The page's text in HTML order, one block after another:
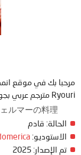
Ryouri مترجم عربي بجودة عالية على سرفرات متعددة, مشاهدة ممتعة
ルマーの料理
الحالة: قادم
الاستوديو:
تم الإصدار: